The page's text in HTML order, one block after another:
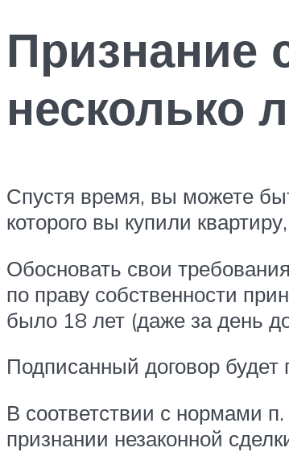
Признание
несколько
Спустя время, вы можете
которого вы купили
Обосновать свои
по праву собственности
было 18 лет (даже за день
Подписанный договор
В соответствии с нормами
признании незаконной